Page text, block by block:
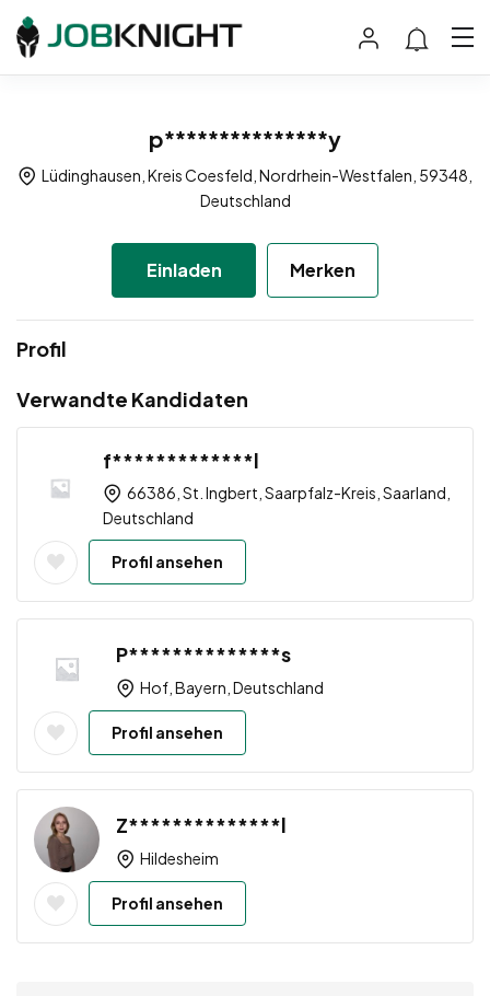
p***************y
Lüdinghausen, Kreis Coesfeld, Nordrhein-Westfalen, 59348,
Deutschland
Einladen Merken
Profil
Verwandte Kandidaten
f*************l
66386, St. Ingbert, Saarpfalz-Kreis, Saarland,
Deutschland
Profil ansehen
P**************s
Hof, Bayern, Deutschland
Profil ansehen
Z**************l
Hildesheim
Profil ansehen